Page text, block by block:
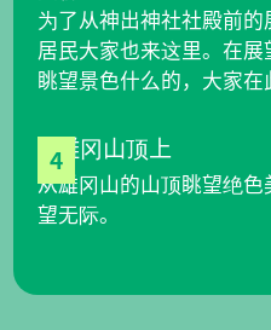
为了从神出神社社殿前
居民大家也来这里。在
眺望景色什么的，大家在
4
从雄冈山的山顶眺望绝
望无际。